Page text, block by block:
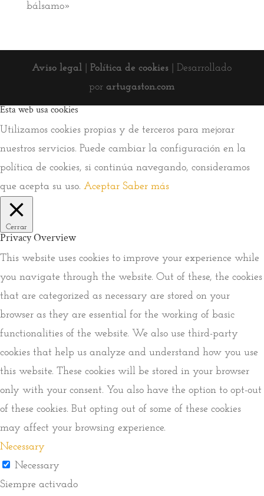
bálsamo»
Aviso legal |Política de cookies | Desarrollado
por artugaston.com
Esta web usa cookies
Utilizamos cookies propias y de terceros para mejorar
nuestros servicios. Puede cambiar la configuración en la
política de cookies, si continúa navegando, consideramos
que acepta su uso. Aceptar Saber más
Cerrar
Privacy Overview
This website uses cookies to improve your experience while
you navigate through the website. Out of these, the cookies
that are categorized as necessary are stored on your
browser as they are essential for the working of basic
functionalities of the website. We also use third-party
cookies that help us analyze and understand how you use
this website. These cookies will be stored in your browser
only with your consent. You also have the option to opt-out
of these cookies. But opting out of some of these cookies
may affect your browsing experience.
Necessary
Necessary
Siempre activado